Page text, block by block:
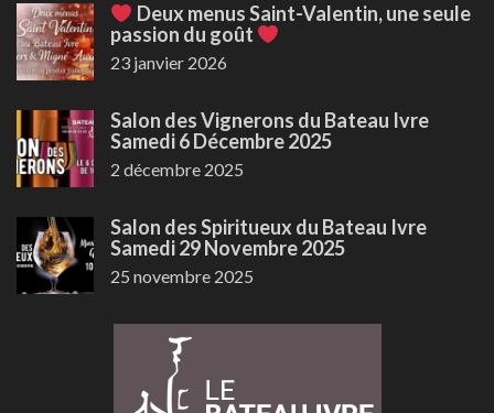
Deux menus Saint-Valentin, une seule
passion du goût
23 janvier 2026
Salon des Vignerons du Bateau Ivre
Samedi 6 Décembre 2025
2 décembre 2025
Salon des Spiritueux du Bateau Ivre
Samedi 29 Novembre 2025
25 novembre 2025